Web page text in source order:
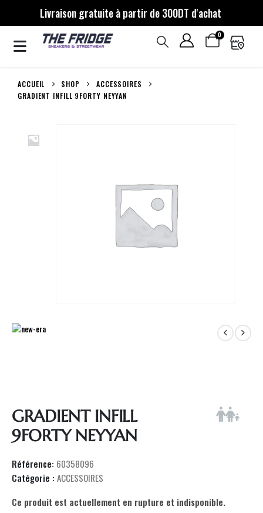
Livraison gratuite à partir de 300DT d'achat
0
ACCUEIL SHOP
ACCESSOIRES
GRADIENT INFILL 9FORTY NEYYAN
GRADIENT INFILL
9FORTY NEYYAN
Référence: 60358096
Catégorie : ACCESSOIRES
Ce produit est actuellement en rupture et indisponible.